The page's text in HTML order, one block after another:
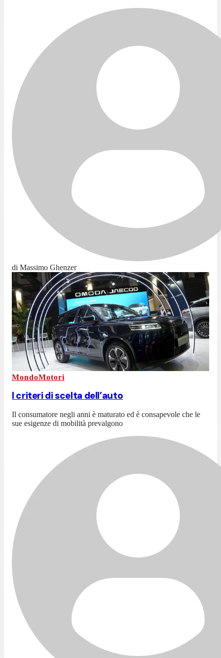
di Massimo Ghenzer
MondoMotori
I criteri di scelta dell’auto
Il consumatore negli anni è maturato ed è consapevole che le
sue esigenze di mobilità prevalgono